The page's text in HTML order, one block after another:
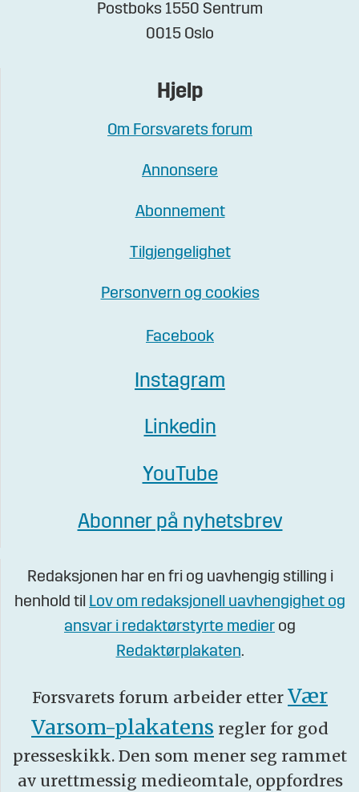
Postboks 1550 Sentrum
0015 Oslo
Hjelp
Om Forsvarets forum
Annonsere
Abonnement
Tilgjengelighet
Personvern og cookies
Facebook
Instagram
Linkedin
YouTube
Abonner på nyhetsbrev
Redaksjonen har en fri og uavhengig stilling i
henhold til Lov om redaksjonell uavhengighet og
ansvar i redaktørstyrte medier og
Redaktørplakaten.
Forsvarets forum arbeider etter Vær
Varsom-plakatens regler for god
presseskikk. Den som mener seg rammet
av urettmessig medieomtale, oppfordres